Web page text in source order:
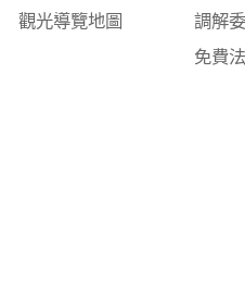
觀光導覽地圖
調解
免費